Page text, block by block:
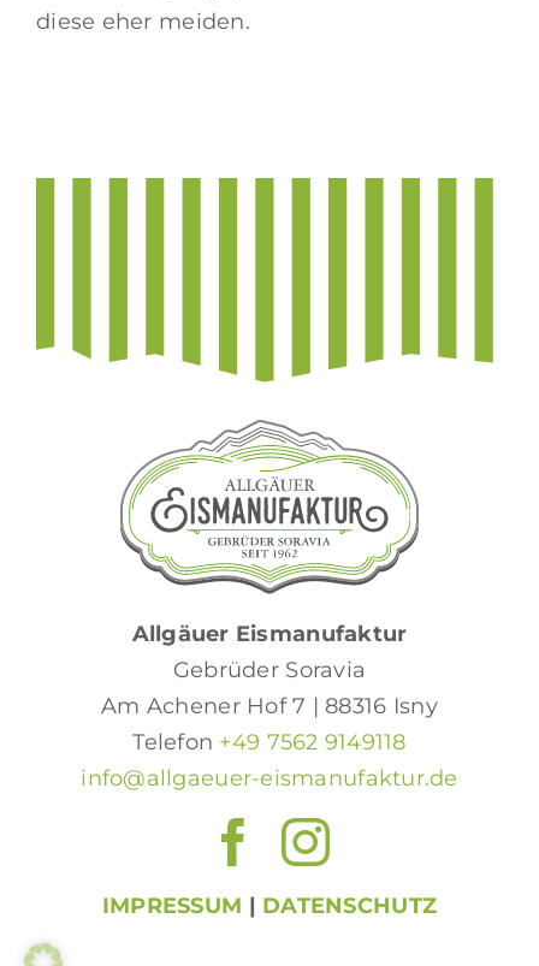
diese eher meiden.
Allgäuer Eismanufaktur
Gebrüder Soravia
Am Achener Hof 7 | 88316 Isny
Telefon +49 7562 9149118
info@allgaeuer-eismanufaktur.de
IMPRESSUM | DATENSCHUTZ